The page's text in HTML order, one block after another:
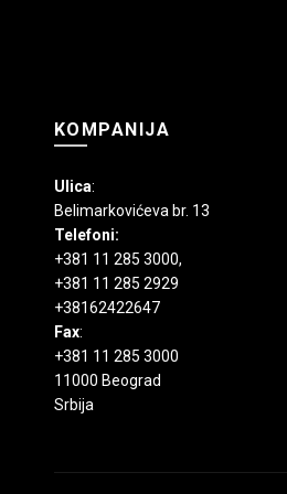
KOMPANIJA
Ulica:
Belimarkovićeva br. 13
Telefoni:
+381 11 285 3000,
+381 11 285 2929
+38162422647
Fax:
+381 11 285 3000
11000 Beograd
Srbija